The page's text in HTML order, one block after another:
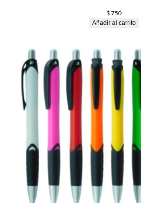
$750
Añadir al carrito